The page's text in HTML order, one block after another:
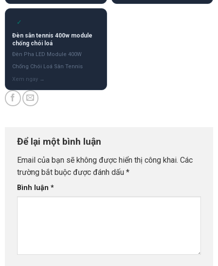
✓
Đèn sân tennis 400w module
chống chói loá
Đèn Pha LED Module 400W
Chống Chói Loá Sân Tennis
Để lại một bình luận
Email của bạn sẽ không được hiển thị công khai. Các
trường bắt buộc được đánh dấu *
Bình luận *